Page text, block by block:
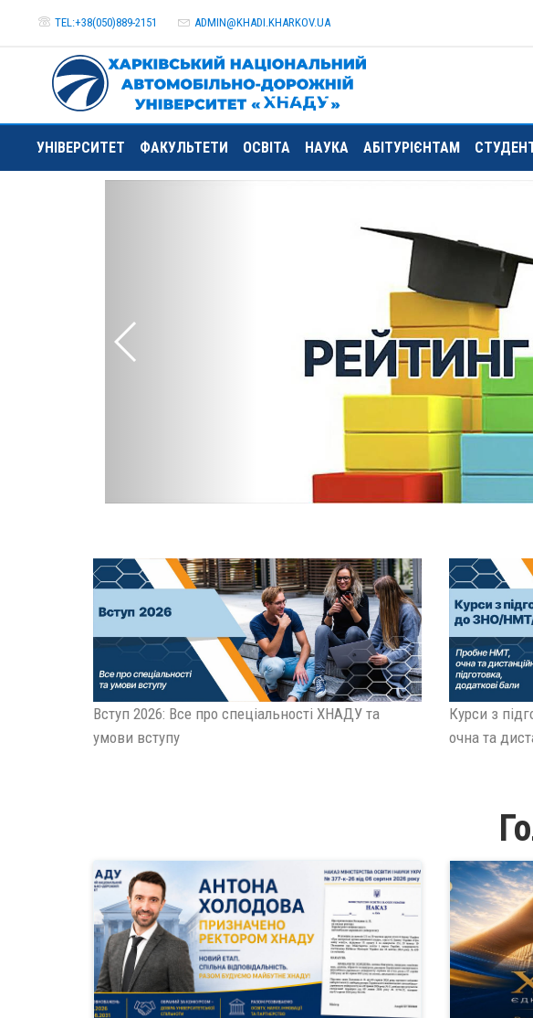
TEL:+38(050)889-2151 ADMIN@KHADI.KHARKOV.UA
УНІВЕРСИТЕТ ФАКУЛЬТЕТИ ОСВІТА НАУКА АБІТУРІЄНТАМ
Вступ 2026: Все про спеціальності ХНАДУ та
умови вступу
Курси з
очна та